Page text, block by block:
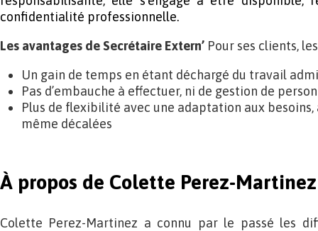
confidentialité professionnelle.
Les avantages de Secrétaire Extern’ Pour ses clients,
Un gain de temps en étant déchargé du travail
Pas d’embauche à effectuer, ni de gestion de
Plus de flexibilité avec une adaptation aux besoins,
même décalées
À propos de Colette Perez-Martinez
Colette Perez-Martinez a connu par le passé les